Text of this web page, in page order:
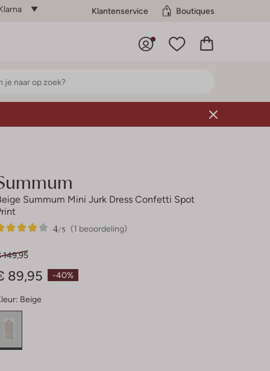
Klantenservice Boutiques
Summum Mini Jurk Dress Confetti Spot
(1 beoordeling)
4/5
-40%
149,95
89,95
Beige